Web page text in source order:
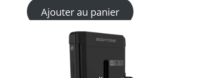
Ajouter au panier